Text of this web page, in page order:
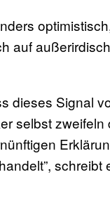
auf
dieses Signal
selbst
schreibt